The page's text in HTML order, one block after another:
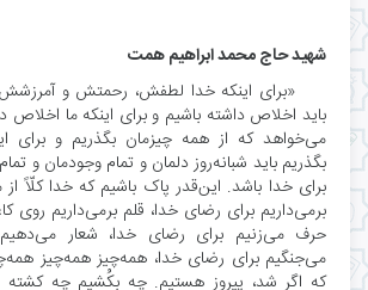
شهید حاج محمد ابراهیم همت
«برای اینکه خدا لطفش، رحمتش و
باید اخلاص داشته باشیم و برای اینکه ما اخلاص
می‌خواهد که از همه ‌چیزمان بگذریم و برای
بگذریم باید شبانه‌روز دلمان و تمام وجودمان و
برای خدا باشد. این‌قدر پاک باشیم که خدا کلّاً
بر‌می‌داریم برای رضای خدا، قلم بر‌می‌داریم روی
حرف می‌زنیم برای رضای خدا، شعار
می‌جنگیم برای رضای خدا، همه‌چیز همه‌چیز
که اگر شد، پیروز هستیم. چه بکُشیم چه کشته